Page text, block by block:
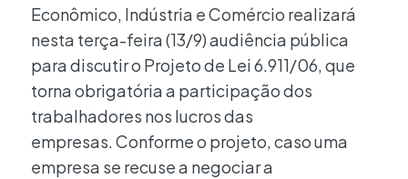
Econômico, Indústria e Comércio realizará
nesta terça-feira (13/9) audiência pública
para discutir o Projeto de Lei 6.911/06, que
torna obrigatória a participação dos
trabalhadores nos lucros das
empresas. Conforme o projeto, caso uma
empresa se recuse a negociar a